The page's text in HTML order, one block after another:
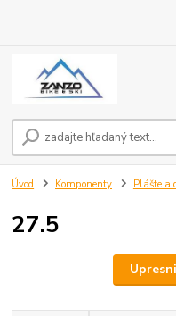
Úvod Komponenty Plášte a
27.5